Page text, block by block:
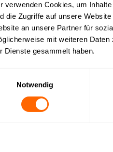
verwenden Cookies, um
die Zugriffe auf unsere
an unsere Partner für
mit weiteren
Dienste gesammelt haben.
Notwendig